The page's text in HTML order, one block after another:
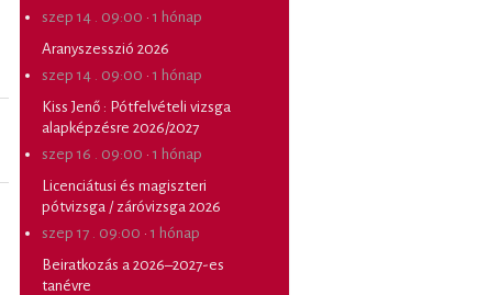
szep 14 . 09:00 · 1 hónap
Aranyszesszió 2026
szep 14 . 09:00 · 1 hónap
Kiss Jenő : Pótfelvételi vizsga
alapképzésre 2026/2027
szep 16 . 09:00 · 1 hónap
Licenciátusi és magiszteri
pótvizsga / záróvizsga 2026
szep 17 . 09:00 · 1 hónap
Beiratkozás a 2026–2027-es
tanévre